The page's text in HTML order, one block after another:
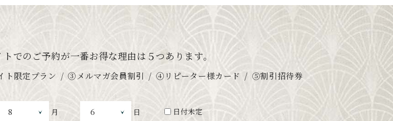
トでのご予約が一番お得な理由は５つあります。
ト限定プラン ③メルマガ会員割引 ④リピーター様カード ⑤割引招待券
月 日 日付未定